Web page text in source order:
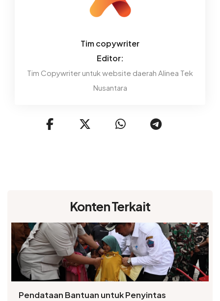
Tim copywriter
Editor:
Tim Copywriter untuk website daerah Alinea Tek
Nusantara
Konten Terkait
Pendataan Bantuan untuk Penyintas